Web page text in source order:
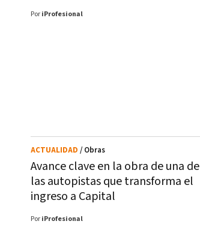
Por iProfesional
Avance clave en la obra de una de
las autopistas que transforma el
ingreso a Capital
ACTUALIDAD / Obras
Por iProfesional